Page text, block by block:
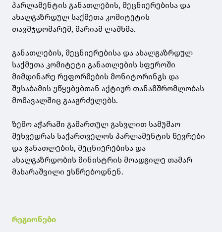
პარლამენტის განათლების, მეცნიერებისა და
ახალგაზრდულ საქმეთა კომიტეტის
თავმჯდომარემ, მარიამ ლაშხმა.
განათლების, მეცნიერებისა და ახალგაზრდულ
საქმეთა კომიტეტი განათლების სფეროში
მიმდინარე რეფორმების მონიტორინგს და
შესაბამის უწყებებთან აქტიურ თანამშრომლობას
მომავალშიც გააგრძელებს.
ზემო აჭარაში გამართულ გასვლით სამუშაო
შეხვედრას საქართველოს პარლამენტის წევრები
და განათლების, მეცნიერებისა და
ახალგაზრდობის მინისტრის მოადგილე თამარ
მახარაშვილი ესწრებოდნენ.
რეგიონები